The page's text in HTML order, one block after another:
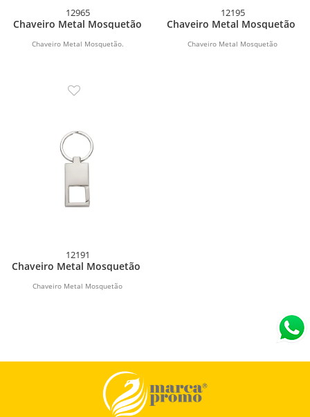
12965
Chaveiro Metal Mosquetão
Chaveiro Metal Mosquetão.
12195
Chaveiro Metal Mosquetão
Chaveiro Metal Mosquetão
12191
Chaveiro Metal Mosquetão
Chaveiro Metal Mosquetão